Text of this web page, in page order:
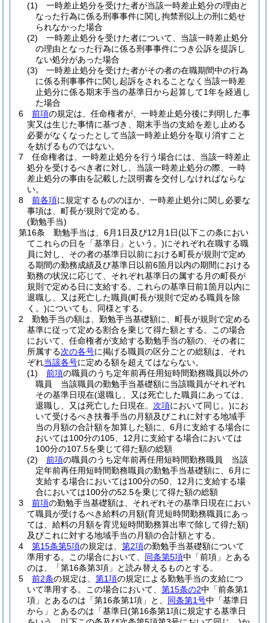
(1)
一時差止処分を受けた者が当該一時差止処分の理由と
なった行為に係る刑事事件に関し拘禁刑以上の刑に処せ
られなかった場合
(2)
一時差止処分を受けた者について、当該一時差止処分
の理由となった行為に係る刑事事件につき公訴を提訴し
ない処分があった場合
(3)
一時差止処分を受けた者がその者の在職期間中の行為
に係る刑事事件に関し起訴をされることなく当該一時差
止処分に係る期末手当の基準日から起算して1年を経過し
た場合
6
前項の規定は、任命権者が、一時差止処分後に判明した事
実又は生じた事情に基づき、期末手当の支給を差し止める
必要がなくなったとして当該一時差止処分を取り消すこと
を妨げるものではない。
7
任命権者は、一時差止処分を行う場合には、当該一時差止
処分を受けるべき者に対し、当該一時差止処分の際、一時
差止処分の事由を記載した説明書を交付しなければならな
い。
8
前各項に規定するもののほか、一時差止処分に関し必要な
事項は、町長が規則で定める。
(勤勉手当)
第16条
勤勉手当は、6月1日及び12月1日(以下この条におい
てこれらの日を「基準日」という。)にそれぞれ在職する職
員に対し、その者の基準日以前における町長が規則で定め
る期間の勤務成績及び基準日以前6箇月以内の期間における
勤務の状況に応じて、それぞれ基準日の属する月の町長が
規則で定める日に支給する。
これらの基準日前1箇月以内に
退職し、又は死亡した職員(町長が規則で定める職員を除
く。)についても、同様とする。
2
勤勉手当の額は、勤勉手当基礎額に、町長が規則で定める
基準に従って定める割合を乗じて得た額とする。
この場合
において、任命権者が支給する勤勉手当の額の、その者に
所属する次の各号に掲げる職員の区分ごとの総額は、それ
ぞれ当該各号に定める額を超えてはならない。
(1)
前項の職員のうち定年前再任用短時間勤務職員以外の
職員 当該職員の勤勉手当基礎額に当該職員がそれぞれ
その基準日現在(退職し、又は死亡した職員にあっては、
退職し、又は死亡した日現在。 次項において同じ。)にお
いて受けるべき扶養手当の月額及びこれに対する地域手
当の月額の合計額を加算した額に、6月に支給する場合に
おいては100分の105、12月に支給する場合においては
100分の107.5を乗じて得た額の総額
(2)
前項の職員のうち定年前再任用短時間勤務職員 当該
定年前再任用短時間勤務職員の勤勉手当基礎額に、6月に
支給する場合においては100分の50、12月に支給する場
合においては100分の52.5を乗じて得た額の総額
3
前項の勤勉手当基礎額は、それぞれその基準日現在におい
て職員が受けるべき給料の月額(育児短時間勤務職員にあっ
ては、給料の月額を育児短時間勤務算出率で除して得た額)
及びこれに対する地域手当の月額の合計額とする。
4
第15条第5項の規定は、 第2項の勤勉手当基礎額について
準用する。
この場合において、 同条第5項中「前項」とある
のは、「第16条第3項」と読み替えるものとする。
5
前2条の規定は、 第1項の規定による勤勉手当の支給につ
いて準用する。
この場合において、 第15条の2中「前条第1
項」とあるのは「第16条第1項」と、 同条第1号中「基準日
から」とあるのは「基準日(第16条第1項に規定する基準日